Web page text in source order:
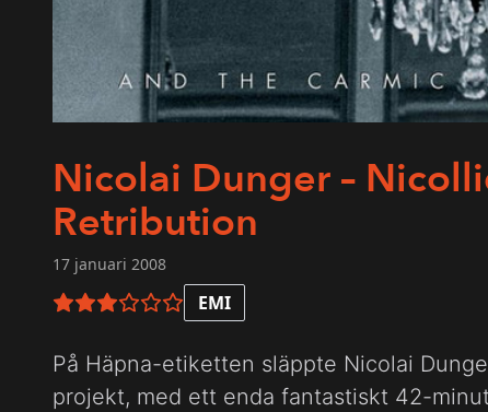
Nicolai Dunger –
Retribution
17 januari 2008
3 av 6 i betyg EMI
På Häpna-etiketten släppte Nicolai
projekt, med ett enda fantastiskt 42-